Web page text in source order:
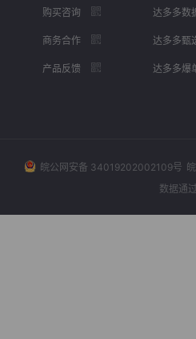
购买咨询
商务合作
产品反馈
达多多数
达多多甄
达多多爆
皖公网安备 34019202002109号
数据通